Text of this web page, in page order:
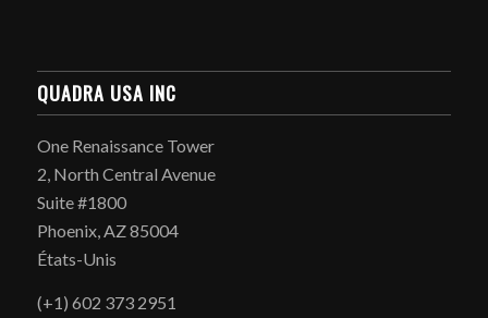
QUADRA USA INC
One Renaissance Tower
2, North Central Avenue
Suite #1800
Phoenix, AZ 85004
États-Unis
(+1) 602 373 2951